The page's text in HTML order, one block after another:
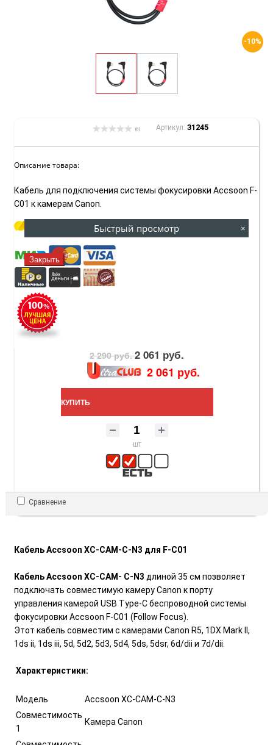
-10%
(0) Артикул: 31245
Описание товара:
Кабель для подключения системы фокусировки Accsoon F-
C01 к камерам Canon.
Руб. / мес
2 290 руб.2 061 руб.
2 061 руб.
КУПИТЬ
шт
Сравнение
Кабель Accsoon XC-CAM-C-N3 для F-C01
Кабель Accsoon XC-CAM- C-N3 длиной 35 см позволяет
подключать совместимую камеру Canon к порту
управления камерой USB Type-C беспроводной системы
фокусировки Accsoon F-C01 (Follow Focus).
Этот кабель совместим с камерами Canon R5, 1DX Mark II,
1ds ii, 1ds iii, 5d, 5d2, 5d3, 5d4, 5ds, 5dsr, 6d/dii и 7d/dii.
Характеристики:
Модель
Accsoon XC-CAM-C-N3
Совместимость
1
Камера Canon
Быстрый просмотр ×
Закрыть